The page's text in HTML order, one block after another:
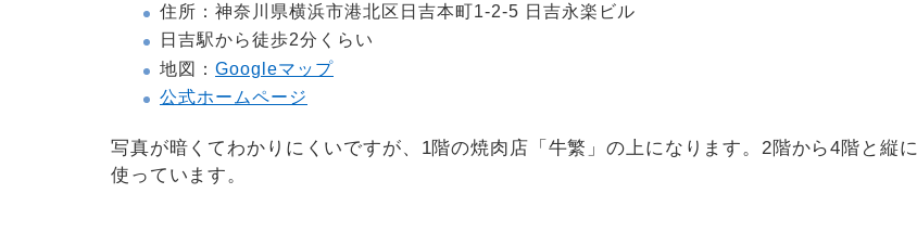
住所：神奈川県横浜市港北区日吉本町1-2-5 日吉永楽ビル
日吉駅から徒歩2分くらい
地図： Googleマップ
公式ホームページ
写真が暗くてわかりにくいですが、1階の焼肉店「牛繁」の上になります。2階から4階と縦に
使っています。